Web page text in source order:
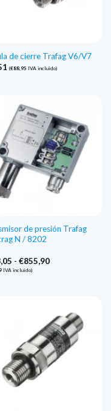
de cierre Trafag V6/V7
(€88,95 IVA incluido)
de presión Trafag
N / 8202
- €855,90Gama
IVA incluido)